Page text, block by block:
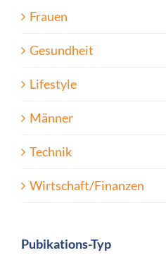
Frauen
Gesundheit
Lifestyle
Männer
Technik
Wirtschaft/Finanzen
Pubikations-Typ